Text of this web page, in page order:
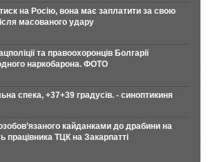
на Росію, вона має заплатити за свою
масованого удару
та правоохоронців Болгарії
наркобарона. ФОТО
спека, +37+39 градусів. - синоптикиня
кайданками до драбини на
працівника ТЦК на Закарпатті